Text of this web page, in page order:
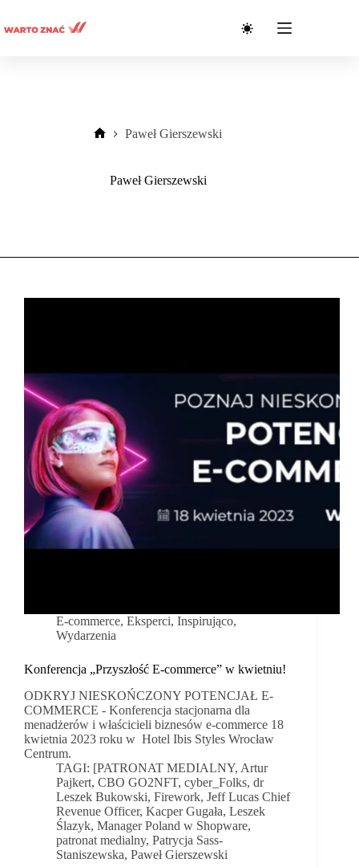
treści
Paweł Gierszewski
Paweł Gierszewski
E-commerce, Eksperci, Inspirująco,
Wydarzenia
Konferencja „Przyszłość E-commerce” w kwietniu!
ODKRYJ NIESKOŃCZONY POTENCJAŁ E-
COMMERCE - Konferencja stacjonarna dla
menadżerów i właścicieli biznesów e-commerce 18
kwietnia 2023 roku w Hotel Ibis Styles Wrocław
Centrum.
TAGI: [PATRONAT MEDIALNY, Artur
Pajkert, CBO GO2NFT, cyber_Folks, dr
Leszek Bukowski, Firework, Jeff Lucas Chief
Revenue Officer, Kacper Gugała, Leszek
Ślazyk, Manager Poland w Shopware,
patronat medialny, Patrycja Sass-
Staniszewska, Paweł Gierszewski